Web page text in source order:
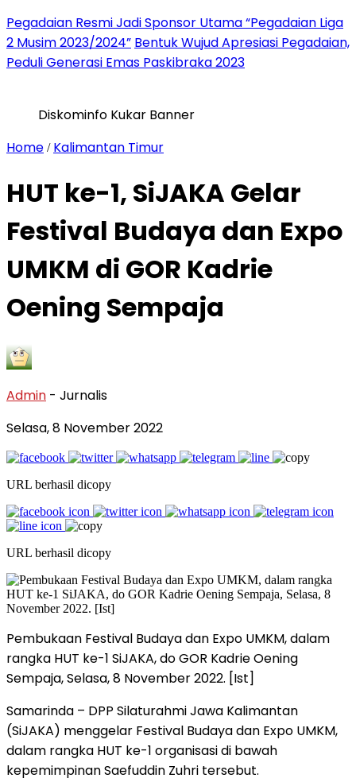
Pegadaian Resmi Jadi Sponsor Utama “Pegadaian Liga
2 Musim 2023/2024” Bentuk Wujud Apresiasi Pegadaian,
Peduli Generasi Emas Paskibraka 2023
Diskominfo Kukar Banner
Home / Kalimantan Timur
HUT ke-1, SiJAKA Gelar
Festival Budaya dan Expo
UMKM di GOR Kadrie
Oening Sempaja
Admin - Jurnalis
Selasa, 8 November 2022
URL berhasil dicopy
URL berhasil dicopy
Pembukaan Festival Budaya dan Expo UMKM, dalam
rangka HUT ke-1 SiJAKA, do GOR Kadrie Oening
Sempaja, Selasa, 8 November 2022. [Ist]
Samarinda – DPP Silaturahmi Jawa Kalimantan
(SiJAKA) menggelar Festival Budaya dan Expo UMKM,
dalam rangka HUT ke-1 organisasi di bawah
kepemimpinan Saefuddin Zuhri tersebut.